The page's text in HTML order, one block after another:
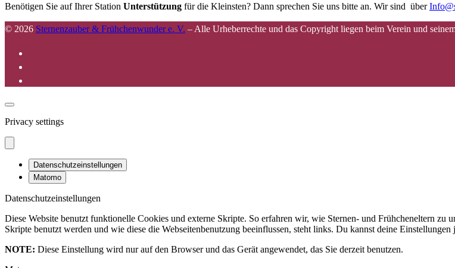
Benötigen Sie auf Ihrer Station Unterstützung für die Kleinsten? Dann sprechen Sie uns bitte an. Wir sind über
© 2026 Sternenzauber & Frühchenwunder e. V. – Alle Urheberrechte und das Copyright liegen beim Verein und
Privacy settings
Datenschutzeinstellungen
Matomo
Datenschutzeinstellungen
Diese Website benutzt funktionelle Cookies und externe Skripte. So erfahren wir, wie Sternen- und Frühcheneltern zu
Skripte benutzt werden und wie diese die Webseitenbenutzung beeinflussen, steht links. Du kannst deine
NOTE: Diese Einstellung wird nur auf den Browser und das Gerät angewendet, das Sie derzeit benutzen.